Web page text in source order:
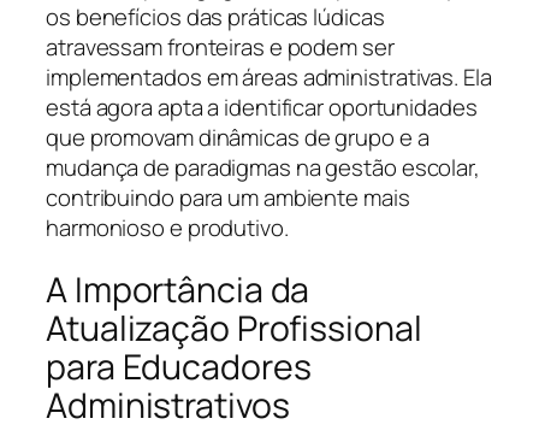
os benefícios das práticas lúdicas
atravessam fronteiras e podem ser
implementados em áreas administrativas. Ela
está agora apta a identificar oportunidades
que promovam dinâmicas de grupo e a
mudança de paradigmas na gestão escolar,
contribuindo para um ambiente mais
harmonioso e produtivo.
A Importância da
Atualização Profissional
para Educadores
Administrativos